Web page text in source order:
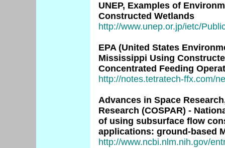
UNEP, Examples of
Constructed Wetlands
http://www.unep.or.jp/ietc/
EPA (United States
Mississippi Using
Concentrated Feeding
http://notes.tetratech-ffx.com/
Advances in Space
Research (COSPAR) -
of using subsurface flow
applications: ground-based
http://www.ncbi.nlm.nih.gov/